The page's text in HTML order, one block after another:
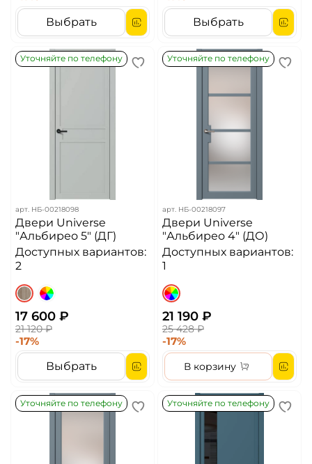
Выбрать
Выбрать
Уточняйте по телефону
арт. НБ-00218098
Двери Universe
"Альбирео 5" (ДГ)
Доступных вариантов:
2
17 600 ₽
21 120 ₽
-17%
Выбрать
Уточняйте по телефону
арт. НБ-00218097
Двери Universe
"Альбирео 4" (ДО)
Доступных вариантов:
1
21 190 ₽
25 428 ₽
-17%
В корзину
Уточняйте по телефону Уточняйте по телефону